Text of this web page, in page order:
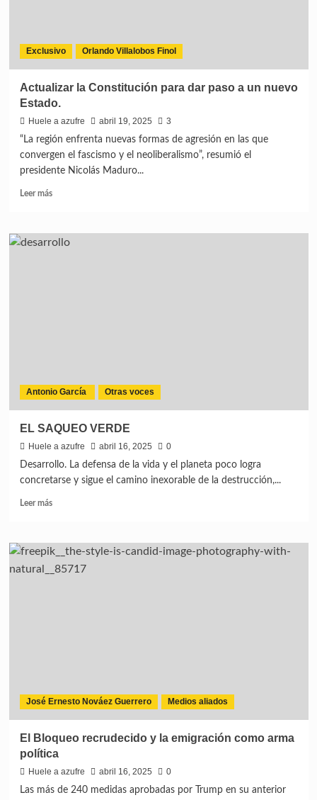
Exclusivo Orlando Villalobos Finol
Actualizar la Constitución para dar paso a un nuevo
Estado.
Huele a azufre abril 19, 2025
3
“La región enfrenta nuevas formas de agresión en las que
convergen el fascismo y el neoliberalismo”, resumió el
presidente Nicolás Maduro...
Leer más
Antonio García Otras voces
EL SAQUEO VERDE
Huele a azufre abril 16, 2025
0
Desarrollo. La defensa de la vida y el planeta poco logra
concretarse y sigue el camino inexorable de la destrucción,...
Leer más
José Ernesto Nováez Guerrero Medios aliados
El Bloqueo recrudecido y la emigración como arma
política
Huele a azufre abril 16, 2025
0
Las más de 240 medidas aprobadas por Trump en su anterior